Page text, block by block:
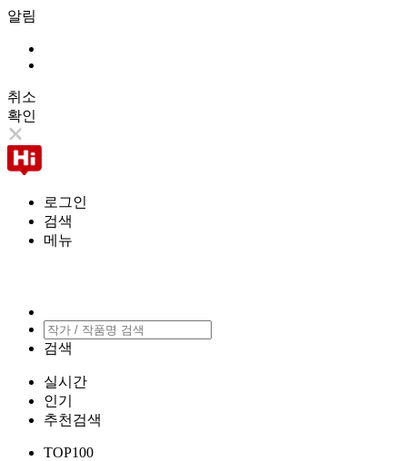
알림
취소
확인
로그인
검색
메뉴
검색
실시간
인기
추천검색
TOP100